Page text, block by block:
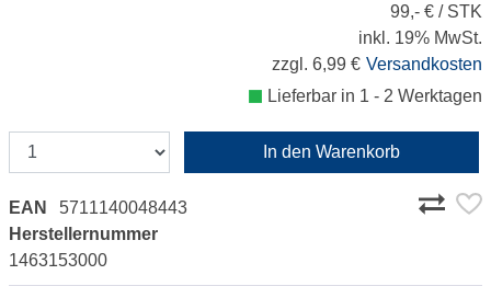
99,- € / STK
inkl. 19% MwSt.
zzgl. 6,99 € Versandkosten
Lieferbar in 1 - 2 Werktagen
In den Warenkorb
EAN
5711140048443
Herstellernummer
1463153000